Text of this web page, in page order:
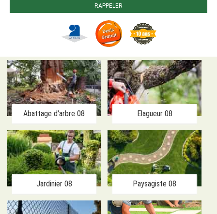
Abattage d'arbre 08 Elagueur 08
Jardinier 08 Paysagiste 08